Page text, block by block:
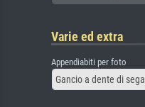
Varie ed extra
Appendiabiti per foto
Gancio a dente di sega